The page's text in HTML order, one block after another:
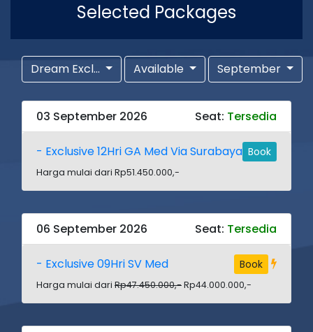
Selected Packages
Dream Excl... Available September
03 September 2026 Seat: Tersedia
- Exclusive 12Hri GA Med Via Surabaya Book
Harga mulai dari Rp51.450.000,-
06 September 2026 Seat: Tersedia
- Exclusive 09Hri SV Med Book
Harga mulai dari Rp47.450.000,-Rp44.000.000,-